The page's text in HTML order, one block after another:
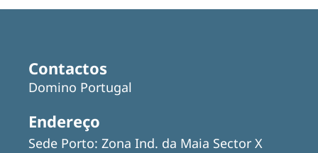
Contactos
Domino Portugal
Endereço
Sede Porto: Zona Ind. da Maia Sector X